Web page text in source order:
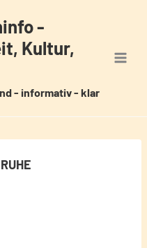
-
Kultur,
- informativ - klar